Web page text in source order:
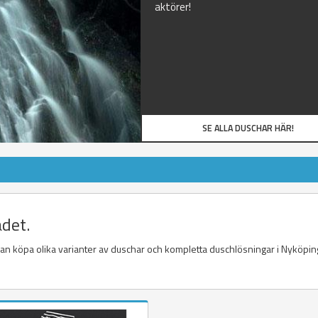
aktörer!
SE ALLA DUSCHAR HÄR!
köpa olika varianter av duschar och kompletta duschlösningar i